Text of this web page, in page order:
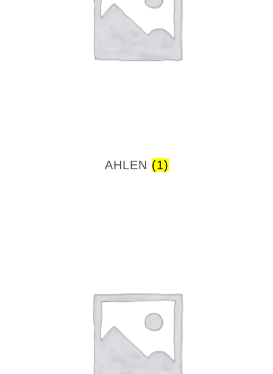
AHLEN (1)